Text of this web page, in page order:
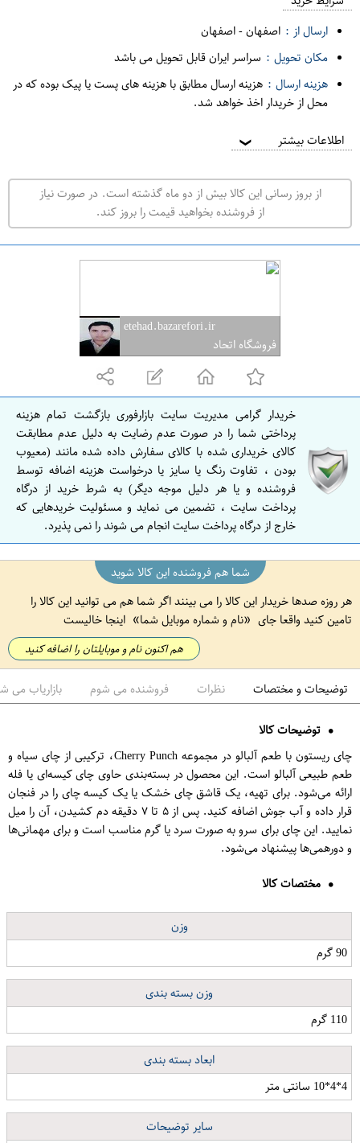
ر
ت
ه
ر
ا
ص
ف
ه
ا
ن
ا
ص
ف
ه
ا
ن
ارسال از : اصفهان-اصفهان
مکان تحویل : سراسر ایران قابل تحویل می باشد
هزینه ارسال : هزینه ارسال مطابق با هزینه های پست یا پیک بوده که در
محل از خریدار اخذ خواهد شد.
اطلاعات بیشتر ❯
از بروز رسانی این کالا بیش از دو ماه گذشته است. در صورت نیاز
از فروشنده بخواهید قیمت را بروز کند.
etehad.bazarefori.ir
فروشگاه اتحاد
خریدار گرامی مدیریت سایت بازارفوری بازگشت تمام هزینه
پرداختی شما را در صورت عدم رضایت به دلیل عدم مطابقت
کالای خریداری شده با کالای سفارش داده شده مانند (معیوب
بودن ، تفاوت رنگ یا سایز یا درخواست هزینه اضافه توسط
فروشنده و یا هر دلیل موجه دیگر) به شرط خرید از درگاه
پرداخت سایت ، تضمین می نماید و مسئولیت خریدهایی که
خارج از درگاه پرداخت سایت انجام می شوند را نمی پذیرد.
شما هم فروشنده این کالا شوید
هر روزه صدها خریدار این کالا را می بینند اگر شما هم می توانید این کالا را
تامین کنید واقعا جای
نام و شماره موبایل شما اینجا خالیست
هم اکنون نام و موبایلتان را اضافه کنید
توضیحات و مختصات نظرات فروشنده می شوم بازاریاب می
توضیحات کالا
چای ریستون با طعم آلبالو در مجموعه Cherry Punch، ترکیبی از چای سیاه و
طعم طبیعی آلبالو است. این محصول در بسته‌بندی حاوی چای کیسه‌ای یا فله
ارائه می‌شود. برای تهیه، یک قاشق چای خشک یا یک کیسه چای را در فنجان
قرار داده و آب جوش اضافه کنید. پس از ۵ تا ۷ دقیقه دم کشیدن، آن را میل
نمایید. این چای برای سرو به صورت سرد یا گرم مناسب است و برای مهمانی‌ها
و دورهمی‌ها پیشنهاد می‌شود.
مختصات کالا
وزن
90 گرم
وزن بسته بندی
110 گرم
ابعاد بسته بندی
4*4*10 سانتی متر
سایر توضیحات